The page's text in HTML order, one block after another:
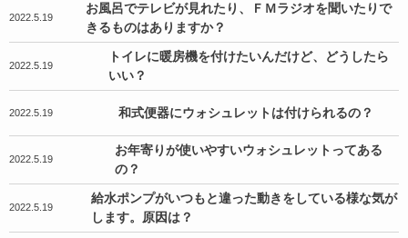
2022.5.19
お風呂でテレビが見れたり、ＦＭラジオを聞いたりで
きるものはありますか？
2022.5.19
トイレに暖房機を付けたいんだけど、どうしたら
いい？
2022.5.19 和式便器にウォシュレットは付けられるの？
2022.5.19
お年寄りが使いやすいウォシュレットってある
の？
2022.5.19
給水ポンプがいつもと違った動きをしている様な気が
します。原因は？